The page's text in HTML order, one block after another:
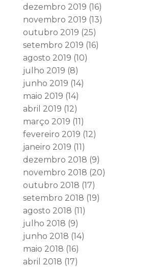
dezembro 2019 (16)
novembro 2019 (13)
outubro 2019 (25)
setembro 2019 (16)
agosto 2019 (10)
julho 2019 (8)
junho 2019 (14)
maio 2019 (14)
abril 2019 (12)
março 2019 (11)
fevereiro 2019 (12)
janeiro 2019 (11)
dezembro 2018 (9)
novembro 2018 (20)
outubro 2018 (17)
setembro 2018 (19)
agosto 2018 (11)
julho 2018 (9)
junho 2018 (14)
maio 2018 (16)
abril 2018 (17)